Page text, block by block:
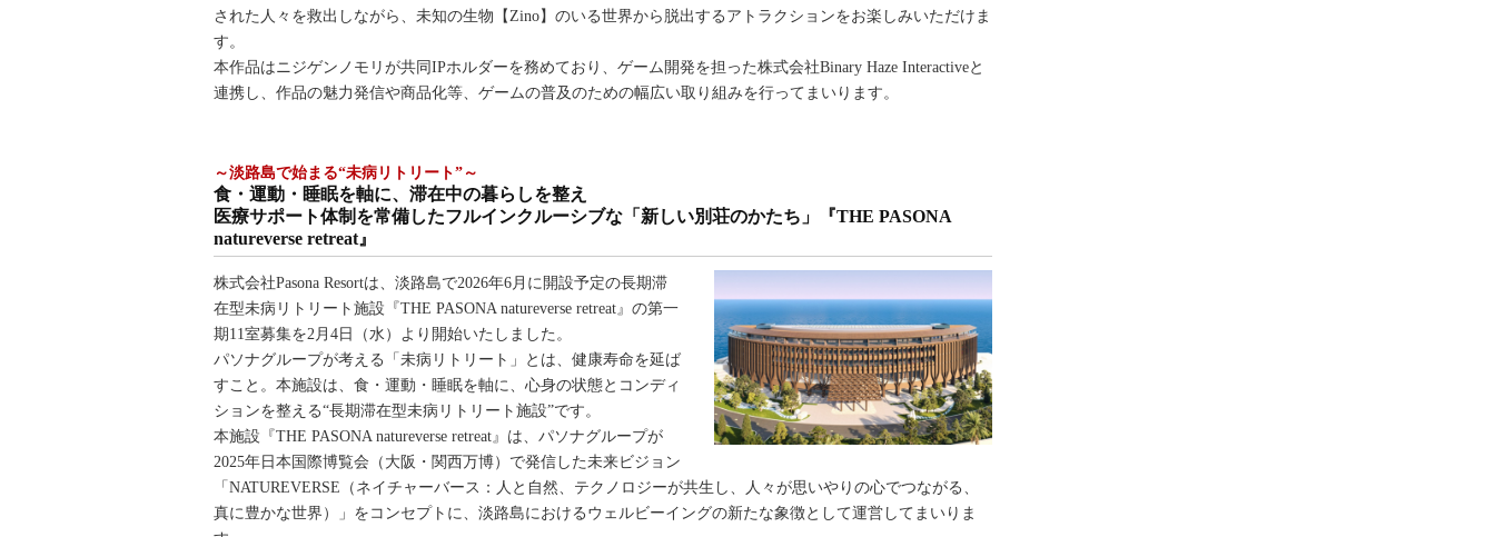
された人々を救出しながら、未知の生物【Zino】のいる世界から脱出するアトラクションをお楽しみいただけま
す。
本作品はニジゲンノモリが共同IPホルダーを務めており、ゲーム開発を担った株式会社Binary Haze Interactiveと
連携し、作品の魅力発信や商品化等、ゲームの普及のための幅広い取り組みを行ってまいります。
～淡路島で始まる“未病リトリート”～
食・運動・睡眠を軸に、滞在中の暮らしを整え
医療サポート体制を常備したフルインクルーシブな「新しい別荘のかたち」『THE PASONA
natureverse retreat』
株式会社Pasona Resortは、淡路島で2026年6月に開設予定の長期滞
在型未病リトリート施設『THE PASONA natureverse retreat』の第一
期11室募集を2月4日（水）より開始いたしました。
パソナグループが考える「未病リトリート」とは、健康寿命を延ば
すこと。本施設は、食・運動・睡眠を軸に、心身の状態とコンディ
ションを整える“長期滞在型未病リトリート施設”です。
本施設『THE PASONA natureverse retreat』は、パソナグループが
2025年日本国際博覧会（大阪・関西万博）で発信した未来ビジョン
「NATUREVERSE（ネイチャーバース：人と自然、テクノロジーが共生し、人々が思いやりの心でつながる、
真に豊かな世界）」をコンセプトに、淡路島におけるウェルビーイングの新たな象徴として運営してまいりま